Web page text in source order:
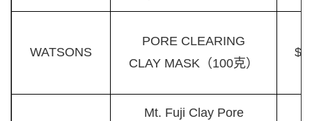
WATSONS
PORE CLEARING
CLAY MASK（100克）
Mt. Fuji Clay Pore